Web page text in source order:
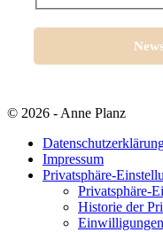
© 2026 - Anne Planz
Impressum
Privatsphäre-
Privatsphäre-
Historie der